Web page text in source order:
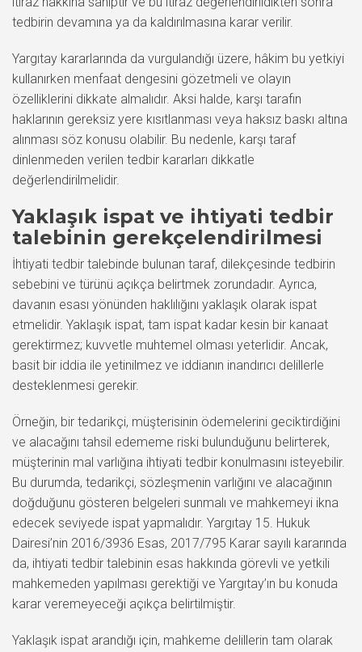
tedbirin devamına ya da kaldırılmasına karar verilir.
Yargıtay kararlarında da vurgulandığı üzere, hâkim bu yetkiyi
kullanırken menfaat dengesini gözetmeli ve olayın
özelliklerini dikkate almalıdır. Aksi halde, karşı tarafın
haklarının gereksiz yere kısıtlanması veya haksız baskı altına
alınması söz konusu olabilir. Bu nedenle, karşı taraf
dinlenmeden verilen tedbir kararları dikkatle
değerlendirilmelidir.
Yaklaşık ispat ve ihtiyati tedbir
talebinin gerekçelendirilmesi
İhtiyati tedbir talebinde bulunan taraf, dilekçesinde tedbirin
sebebini ve türünü açıkça belirtmek zorundadır. Ayrıca,
davanın esası yönünden haklılığını yaklaşık olarak ispat
etmelidir. Yaklaşık ispat, tam ispat kadar kesin bir kanaat
gerektirmez; kuvvetle muhtemel olması yeterlidir. Ancak,
basit bir iddia ile yetinilmez ve iddianın inandırıcı delillerle
desteklenmesi gerekir.
Örneğin, bir tedarikçi, müşterisinin ödemelerini geciktirdiğini
ve alacağını tahsil edememe riski bulunduğunu belirterek,
müşterinin mal varlığına ihtiyati tedbir konulmasını isteyebilir.
Bu durumda, tedarikçi, sözleşmenin varlığını ve alacağının
doğduğunu gösteren belgeleri sunmalı ve mahkemeyi ikna
edecek seviyede ispat yapmalıdır. Yargıtay 15. Hukuk
Dairesi’nin 2016/3936 Esas, 2017/795 Karar sayılı kararında
da, ihtiyati tedbir talebinin esas hakkında görevli ve yetkili
mahkemeden yapılması gerektiği ve Yargıtay’ın bu konuda
karar veremeyeceği açıkça belirtilmiştir.
Yaklaşık ispat arandığı için, mahkeme delillerin tam olarak